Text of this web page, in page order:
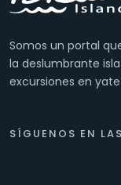
Somos un portal
la deslumbrante
excursiones en
SÍGUENOS EN